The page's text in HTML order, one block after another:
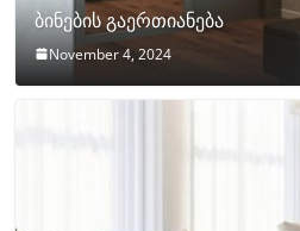
ბინების გაერთიანება
November 4, 2024